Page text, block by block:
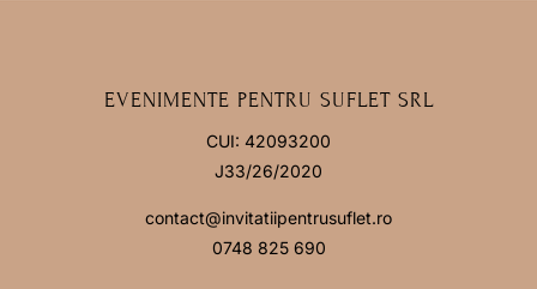
EVENIMENTE PENTRU SUFLET SRL
CUI: 42093200
J33/26/2020
contact@invitatiipentrusuflet.ro
0748 825 690